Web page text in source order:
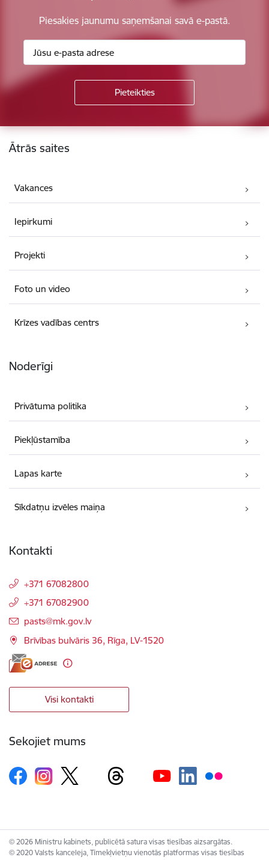
Piesakies jaunumu saņemšanai savā e-pastā.
Kājene
Ātrās saites
Vakances
Iepirkumi
Projekti
Foto un video
Krīzes vadības centrs
Noderīgi
Privātuma politika
Piekļūstamība
Lapas karte
Sīkdatņu izvēles maiņa
Kontakti
+371 67082800
+371 67082900
E-pasts:
pasts@mk.gov.lv
Brīvības bulvāris 36, Rīga, LV-1520
Visi kontakti
Sekojiet mums
© 2026 Ministru kabinets, publicētā satura visas tiesības aizsargātas.
© 2020 Valsts kanceleja, Tīmekļvietņu vienotās platformas visas tiesības